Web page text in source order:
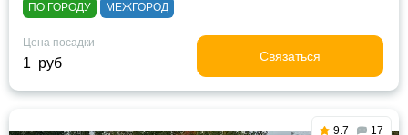
ПО ГОРОДУ МЕЖГОРОД
Цена посадки
1 руб Связаться
9.7 17